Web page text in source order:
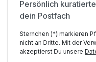
Persönlich
dein Postfach
Sternchen (*) markieren
nicht an Dritte. Mit der
akzeptierst Du unsere